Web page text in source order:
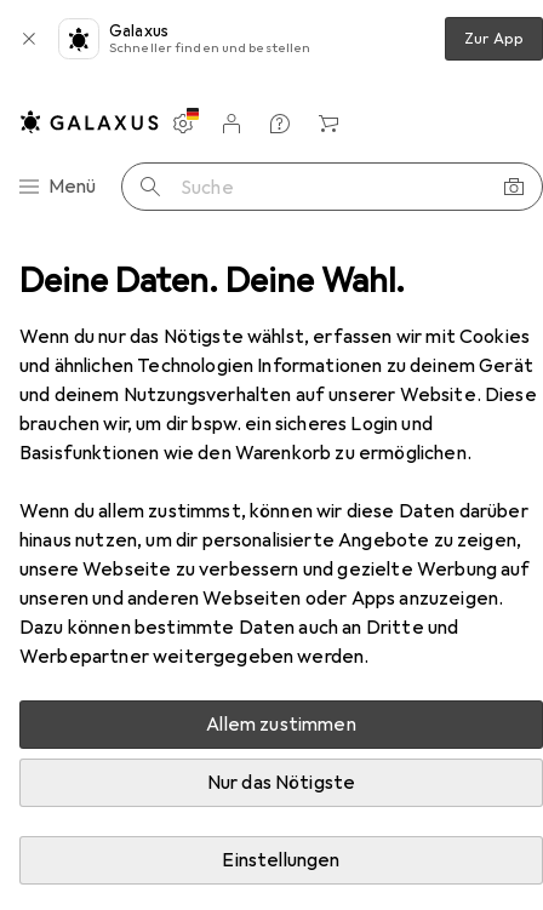
Deine Daten. Deine Wahl.
Wenn du nur das Nötigste wählst, erfassen wir mit Cookies
und ähnlichen Technologien Informationen zu deinem Gerät
und deinem Nutzungsverhalten auf unserer Website. Diese
brauchen wir, um dir bspw. ein sicheres Login und
Basisfunktionen wie den Warenkorb zu ermöglichen.
Wenn du allem zustimmst, können wir diese Daten darüber
hinaus nutzen, um dir personalisierte Angebote zu zeigen,
unsere Webseite zu verbessern und gezielte Werbung auf
unseren und anderen Webseiten oder Apps anzuzeigen.
Dazu können bestimmte Daten auch an Dritte und
Werbepartner weitergegeben werden.
Allem zustimmen
Nur das Nötigste
Einstellungen
Galaxus
Schneller finden und bestellen Zur App
Navigation nach Kategorien
Menü Suche
Einstellungen
Kundenkonto
Vergleichslisten
Merklisten
Warenkorb
Regal Vicco Küchenunterschrank Fame-Line
EUR
181,95
ViccoKüchenunterschrank Fame-Line
60 x 60 x 82 cm
Zubehör für Vicco
Küchenunterschrank Fame-Line
Küchenunterschrank Fame-Line aus der Kategorie